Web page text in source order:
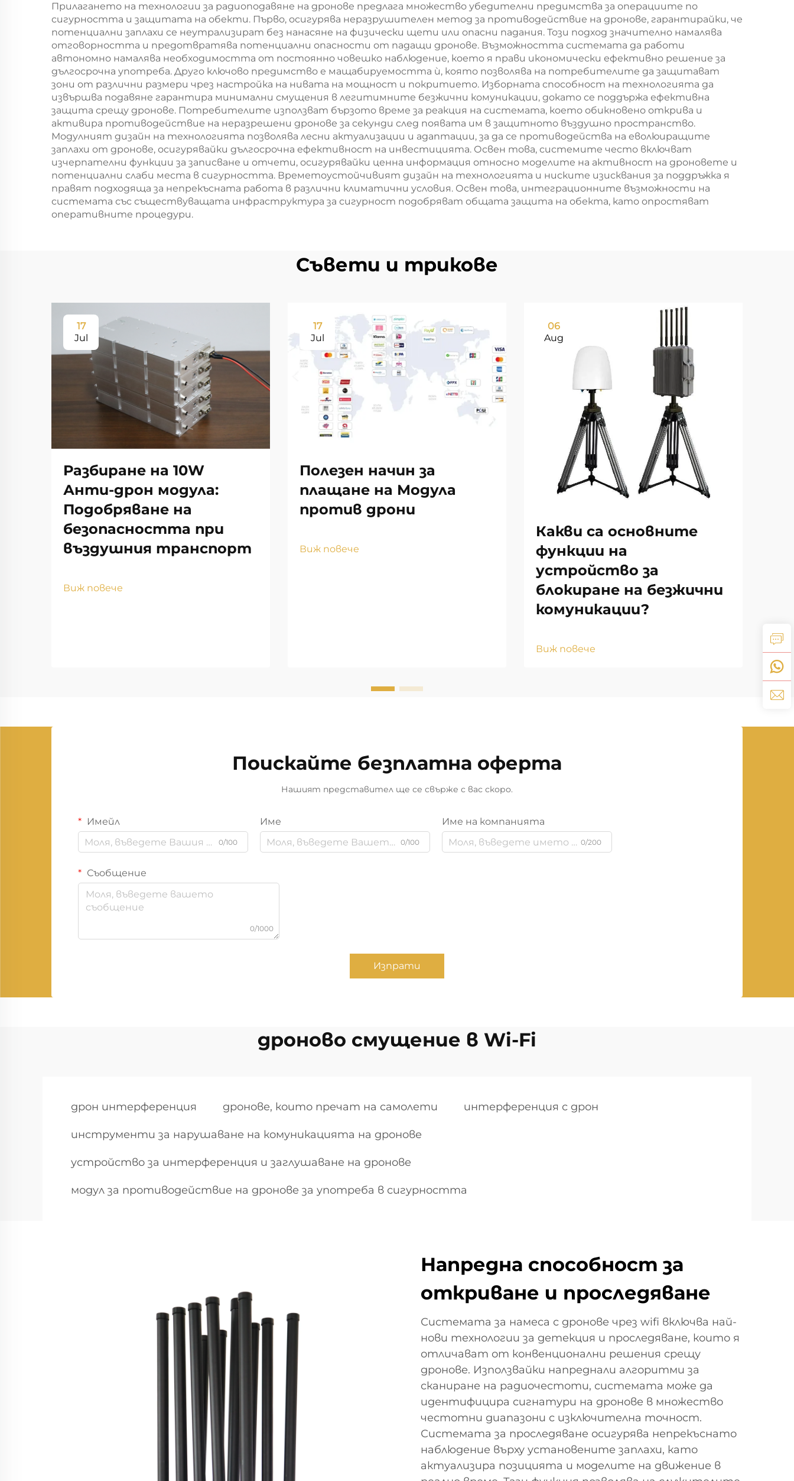
на дронове
ранно
предупреждаване
дронове
Прилагането на технологии за радиоподавяне на дронове предлага множество убедителни предимства за операциите по
сигурността и защитата на обекти. Първо, осигурява неразрушителен метод за противодействие на дронове, гарантирайки, че
потенциални заплахи се неутрализират без нанасяне на физически щети или опасни падания. Този подход значително намалява
отговорността и предотвратява потенциални опасности от падащи дронове. Възможността системата да работи
автономно намалява необходимостта от постоянно човешко наблюдение, което я прави икономически ефективно решение за
дългосрочна употреба. Друго ключово предимство е мащабируемостта ѝ, която позволява на потребителите да защитават
зони от различни размери чрез настройка на нивата на мощност и покритието. Изборната способност на технологията да
извършва подавяне гарантира минимални смущения в легитимните безжични комуникации, докато се поддържа ефективна
защита срещу дронове. Потребителите използват бързото време за реакция на системата, което обикновено открива и
активира противодействие на неразрешени дронове за секунди след появата им в защитното въздушно пространство.
Модулният дизайн на технологията позволява лесни актуализации и адаптации, за да се противодейства на еволюиращите
заплахи от дронове, осигурявайки дългосрочна ефективност на инвестицията. Освен това, системите често включват
изчерпателни функции за записване и отчети, осигурявайки ценна информация относно моделите на активност на дроновете и
потенциални слаби места в сигурността. Времетоустойчивият дизайн на технологията и ниските изисквания за поддръжка я
правят подходяща за непрекъсната работа в различни климатични условия. Освен това, интеграционните възможности на
системата със съществуващата инфраструктура за сигурност подобряват общата защита на обекта, като опростяват
оперативните процедури.
Съвети и трикове
17
Jul
Разбиране на 10W
Анти-дрон модула:
Подобряване на
безопасността при
въздушния транспорт
Виж повече
17
Jul
Полезен начин за
плащане на Модула
против дрони
Виж повече
06
Aug
Какви са основните
функции на
устройство за
блокиране на безжични
комуникации?
Виж повече
Поискайте безплатна оферта
Нашият представител ще се свърже с вас скоро.
Имейл
0/100
Име
0/100
Име на компанията
0/200
Съобщение
0/1000
Изпрати
дроново смущение в Wi-Fi
дрон интерференция дронове, които пречат на самолети интерференция с дрон
инструменти за нарушаване на комуникацията на дронове
устройство за интерференция и заглушаване на дронове
модул за противодействие на дронове за употреба в сигурността
Напредна способност за
откриване и проследяване
Системата за намеса с дронове чрез wifi включва най-
нови технологии за детекция и проследяване, които я
отличават от конвенционални решения срещу
дронове. Използвайки напреднали алгоритми за
сканиране на радиочестоти, системата може да
идентифицира сигнатури на дронове в множество
честотни диапазони с изключителна точност.
Системата за проследяване осигурява непрекъснато
наблюдение върху установените заплахи, като
актуализира позицията и моделите на движение в